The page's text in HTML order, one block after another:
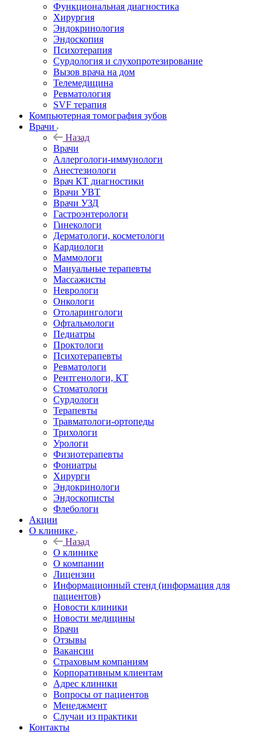
Функциональная диагностика
Хирургия
Эндокринология
Эндоскопия
Психотерапия
Сурдология и слухопротезирование
Вызов врача на дом
Телемедицина
Ревматология
SVF терапия
Компьютерная томография зубов
Врачи
Назад
Врачи
Аллергологи-иммунологи
Анестезиологи
Врач КТ диагностики
Врачи УВТ
Врачи УЗД
Гастроэнтерологи
Гинекологи
Дерматологи, косметологи
Кардиологи
Маммологи
Мануальные терапевты
Массажисты
Неврологи
Онкологи
Отоларингологи
Офтальмологи
Педиатры
Проктологи
Психотерапевты
Ревматологи
Рентгенологи, КТ
Стоматологи
Сурдологи
Терапевты
Травматологи-ортопеды
Трихологи
Урологи
Физиотерапевты
Фониатры
Хирурги
Эндокринологи
Эндоскописты
Флебологи
Акции
О клинике
Назад
О клинике
О компании
Лицензии
Информационный стенд (информация для
пациентов)
Новости клиники
Новости медицины
Врачи
Отзывы
Вакансии
Страховым компаниям
Корпоративным клиентам
Адрес клиники
Вопросы от пациентов
Менеджмент
Случаи из практики
Контакты